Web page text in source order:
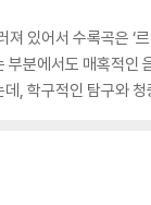
있어서 수록곡은 ‘
분에서도 매혹적인
, 학구적인 탐구와